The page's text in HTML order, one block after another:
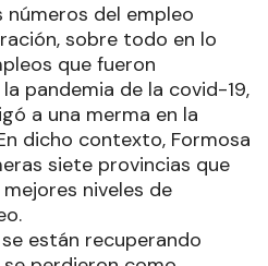
números del empleo
sobre todo en lo
que fueron
pandemia de la covid-19,
a una merma en la
dicho contexto, Formosa
siete provincias que
niveles de
están recuperando